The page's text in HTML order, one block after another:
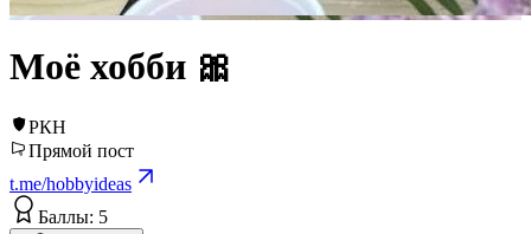
Моё хобби 🎀
РКН
Прямой пост
t.me/hobbyideas
Баллы: 5